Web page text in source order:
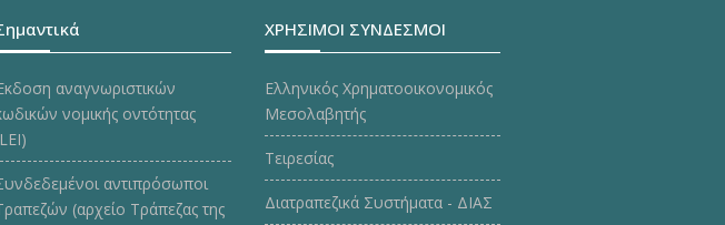
αναγνωριστικών
νομικής οντότητας
αντιπρόσωποι
(αρχείο Τράπεζας της
ΧΡΗΣΙΜΟΙ ΣΥΝΔΕΣΜΟΙ
Ελληνικός Χρηματοοικονομικός
Μεσολαβητής
Τειρεσίας
Διατραπεζικά Συστήματα - ΔΙΑΣ